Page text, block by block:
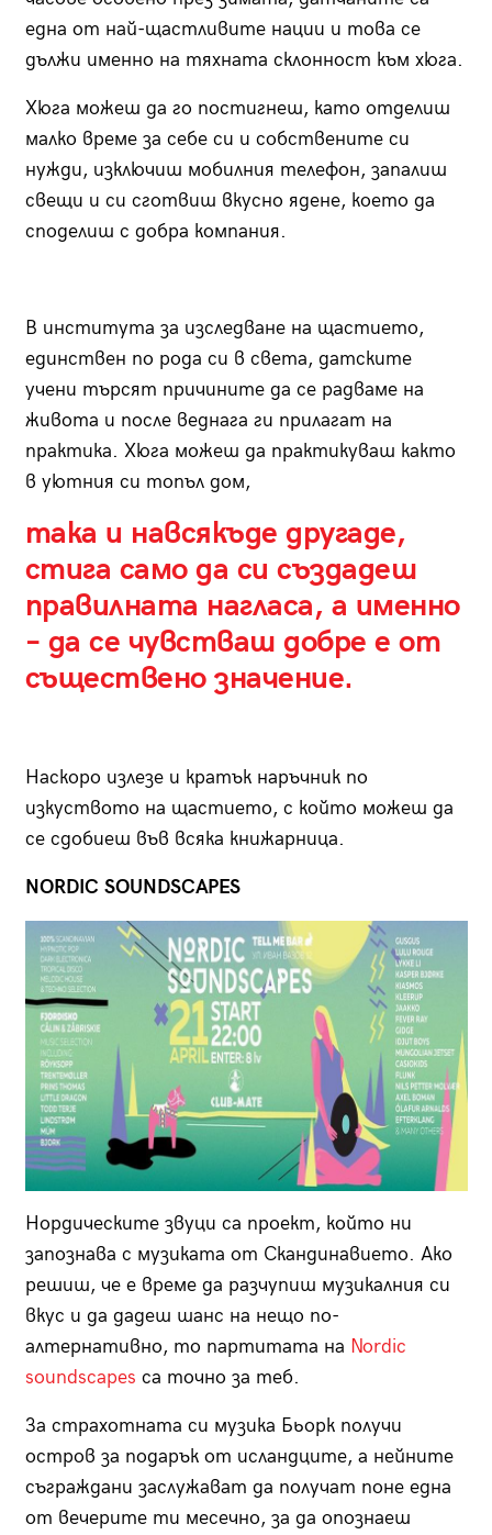
една от най-щастливите нации и това се
дължи именно на тяхната склонност към хюга.
Хюга можеш да го постигнеш, като отделиш
малко време за себе си и собствените си
нужди, изключиш мобилния телефон, запалиш
свещи и си сготвиш вкусно ядене, което да
споделиш с добра компания.
В института за изследване на щастието,
единствен по рода си в света, датските
учени търсят причините да се радваме на
живота и после веднага ги прилагат на
практика. Хюга можеш да практикуваш както
в уютния си топъл дом,
така и навсякъде другаде,
стига само да си създадеш
правилната нагласа, а именно
– да се чувстваш добре е от
съществено значение.
Наскоро излезе и кратък наръчник по
изкуството на щастието, с който можеш да
се сдобиеш във всяка книжарница.
NORDIC SOUNDSCAPES
Нордическите звуци са проект, който ни
запознава с музиката от Скандинавието. Ако
решиш, че е време да разчупиш музикалния си
вкус и да дадеш шанс на нещо по-
алтернативно, то партитата на Nordic
soundscapes са точно за теб.
За страхотната си музика Бьорк получи
остров за подарък от исландците, а нейните
съграждани заслужават да получат поне една
от вечерите ти месечно, за да опознаеш